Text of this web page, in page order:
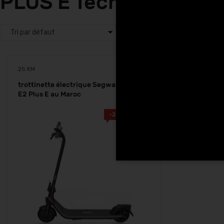
25 KM
trottinette électrique Segway Ninebot
E2 Plus E au Maroc
-200.00